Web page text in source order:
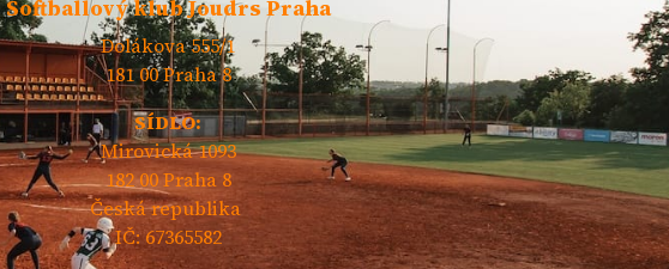
Softballový klub Joudrs Praha
Dolákova 555/1
181 00 Praha 8
SÍDLO:
Mirovická 1093
182 00 Praha 8
Česká republika
IČ: 67365582